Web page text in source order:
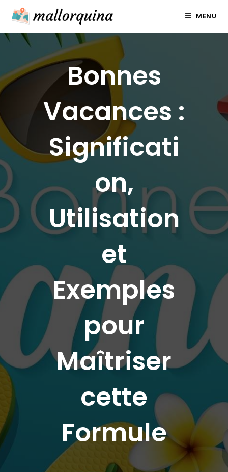
content
MENU
Bonnes
Vacances :
Significati
on,
Utilisation
et
Exemples
pour
Maîtriser
cette
Formule